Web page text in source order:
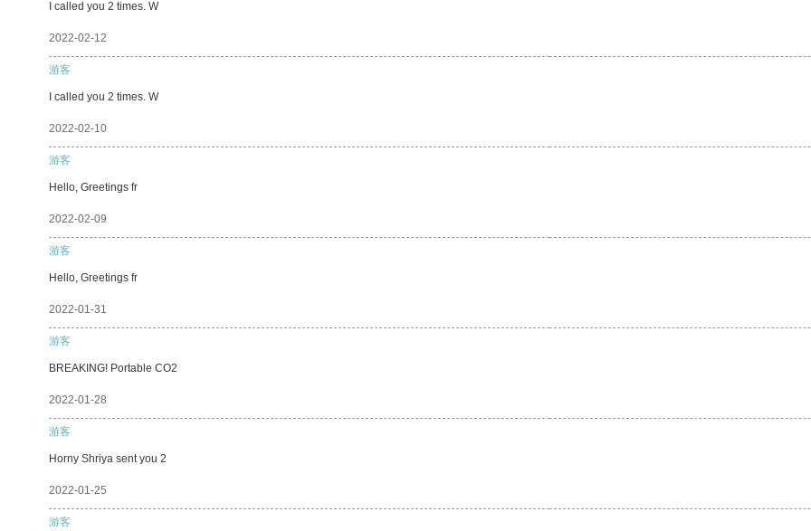
I called you 2 times. W
2022-02-12
游客
I called you 2 times. W
2022-02-10
游客
Hello, Greetings fr
2022-02-09
游客
Hello, Greetings fr
2022-01-31
游客
BREAKING! Portable CO2
2022-01-28
游客
Horny Shriya sent you 2
2022-01-25
游客